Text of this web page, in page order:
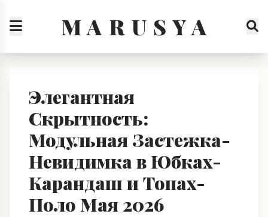
M A R U S Y A
Элегантная
Скрытность:
Модульная Застежка-
Невидимка в Юбках-
Карандаш и Топах-
Поло Мая 2026